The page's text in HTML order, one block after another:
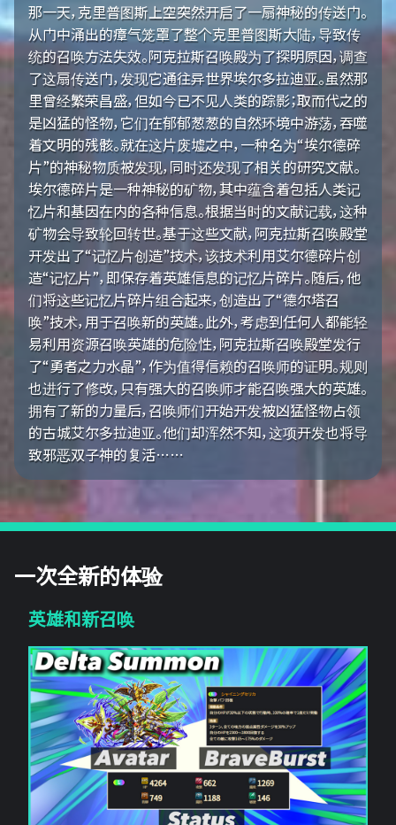
那一天，克里普图斯上空突然开启了一扇神秘的传送门。
从门中涌出的瘴气笼罩了整个克里普图斯大陆，导致传
统的召唤方法失效。阿克拉斯召唤殿为了探明原因，调查
了这扇传送门，发现它通往异世界埃尔多拉迪亚。虽然那
里曾经繁荣昌盛，但如今已不见人类的踪影；取而代之的
是凶猛的怪物，它们在郁郁葱葱的自然环境中游荡，吞噬
着文明的残骸。就在这片废墟之中，一种名为“埃尔德碎
片”的神秘物质被发现，同时还发现了相关的研究文献。
埃尔德碎片是一种神秘的矿物，其中蕴含着包括人类记
忆片和基因在内的各种信息。根据当时的文献记载，这种
矿物会导致轮回转世。基于这些文献，阿克拉斯召唤殿堂
开发出了“记忆片创造”技术，该技术利用艾尔德碎片创
造“记忆片”，即保存着英雄信息的记忆片碎片。随后，他
们将这些记忆片碎片组合起来，创造出了“德尔塔召
唤”技术，用于召唤新的英雄。此外，考虑到任何人都能轻
易利用资源召唤英雄的危险性，阿克拉斯召唤殿堂发行
了“勇者之力水晶”，作为值得信赖的召唤师的证明。规则
也进行了修改，只有强大的召唤师才能召唤强大的英雄。
拥有了新的力量后，召唤师们开始开发被凶猛怪物占领
的古城艾尔多拉迪亚。他们却浑然不知，这项开发也将导
致邪恶双子神的复活……
一次全新的体验
英雄和新召唤